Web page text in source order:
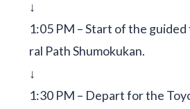
↓
1:05 PM – Start of the
ral Path Shumokukan.
↓
1:30 PM – Depart for the